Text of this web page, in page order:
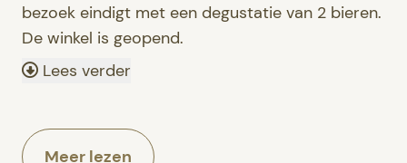
bezoek eindigt met een degustatie van 2 bieren.
De winkel is geopend.
Lees verder
Meer lezen